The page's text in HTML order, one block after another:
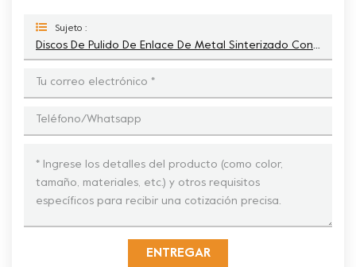
Sujeto :
Discos De Pulido De Enlace De Metal Sinterizado Con Respaldo De Velcro De 3 Pulgadas Con 8 Pies Para Paleta Eléctrica
ENTREGAR